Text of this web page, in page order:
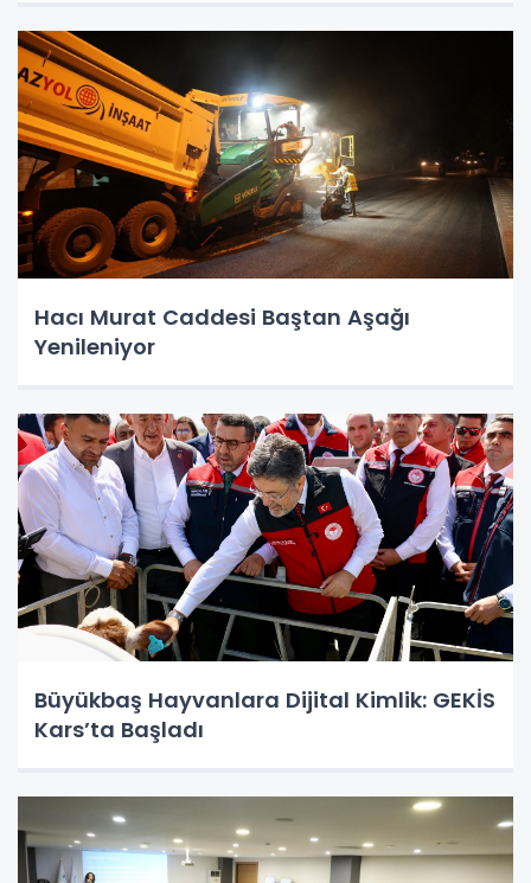
Hacı Murat Caddesi Baştan Aşağı
Yenileniyor
Büyükbaş Hayvanlara Dijital Kimlik: GEKİS
Kars’ta Başladı